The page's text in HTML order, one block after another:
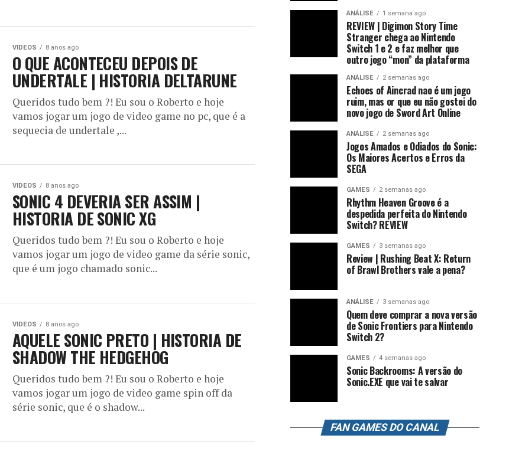
VIDEOS 8 anos ago
O QUE ACONTECEU DEPOIS DE
UNDERTALE | HISTORIA DELTARUNE
Queridos tudo bem ?! Eu sou o Roberto e hoje
vamos jogar um jogo de video game no pc, que é a
sequecia de undertale ,...
VIDEOS 8 anos ago
SONIC 4 DEVERIA SER ASSIM |
HISTORIA DE SONIC XG
Queridos tudo bem ?! Eu sou o Roberto e hoje
vamos jogar um jogo de video game da série sonic,
que é um jogo chamado sonic...
VIDEOS 8 anos ago
AQUELE SONIC PRETO | HISTORIA DE
SHADOW THE HEDGEHOG
Queridos tudo bem ?! Eu sou o Roberto e hoje
vamos jogar um jogo de video game spin off da
série sonic, que é o shadow...
ANÁLISE 1 semana ago
REVIEW | Digimon Story Time
Stranger chega ao Nintendo
Switch 1 e 2 e faz melhor que
outro jogo “mon” da plataforma
ANÁLISE 2 semanas ago
Echoes of Aincrad nao é um jogo
ruim, mas or que eu não gostei do
novo jogo de Sword Art Online
ANÁLISE 2 semanas ago
Jogos Amados e Odiados do Sonic:
Os Maiores Acertos e Erros da
SEGA
GAMES 2 semanas ago
Rhythm Heaven Groove é a
despedida perfeita do Nintendo
Switch? REVIEW
GAMES 3 semanas ago
Review | Rushing Beat X: Return
of Brawl Brothers vale a pena?
ANÁLISE 3 semanas ago
Quem deve comprar a nova versão
de Sonic Frontiers para Nintendo
Switch 2?
GAMES 4 semanas ago
Sonic Backrooms: A versão do
Sonic.EXE que vai te salvar
FAN GAMES DO CANAL